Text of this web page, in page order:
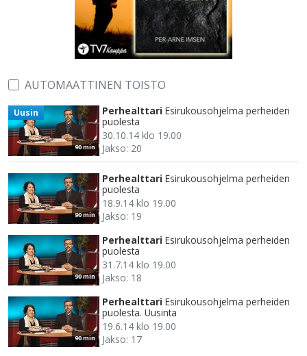
AUTOMAATTINEN TOISTO
90 min
Uusin Perhealttari Esirukousohjelma perheiden
puolesta
30.10.14 klo 19.00
Jakso: 20
90 min
Perhealttari Esirukousohjelma perheiden
puolesta
18.9.14 klo 19.00
Jakso: 19
90 min
Perhealttari Esirukousohjelma perheiden
puolesta
31.7.14 klo 19.00
Jakso: 18
90 min
Perhealttari Esirukousohjelma perheiden
puolesta. Uusinta
19.6.14 klo 19.00
Jakso: 17